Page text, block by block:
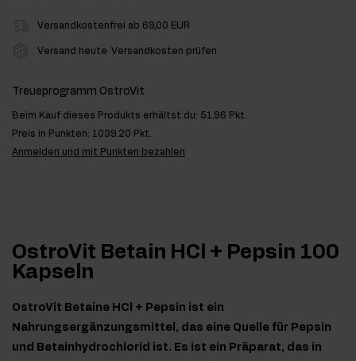
Versandkostenfrei ab 69,00 EUR
Versand heute Versandkosten prüfen
Treueprogramm OstroVit
Beim Kauf dieses Produkts erhältst du: 51.96 Pkt.
Preis in Punkten: 1039.20 Pkt.
Anmelden und mit Punkten bezahlen
OstroVit Betain HCl + Pepsin 100
Kapseln
OstroVit Betaine HCl + Pepsin ist ein
Nahrungsergänzungsmittel, das eine Quelle für Pepsin
und Betainhydrochlorid ist. Es ist ein Präparat, das in